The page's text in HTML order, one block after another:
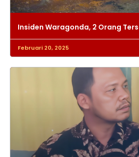
Insiden Waragonda, 2 Orang
Februari 20, 2025